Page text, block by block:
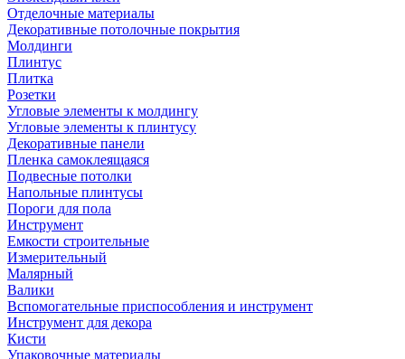
Отделочные материалы
Декоративные потолочные покрытия
Молдинги
Плинтус
Плитка
Розетки
Угловые элементы к молдингу
Угловые элементы к плинтусу
Декоративные панели
Пленка самоклеящаяся
Подвесные потолки
Напольные плинтусы
Пороги для пола
Инструмент
Емкости строительные
Измерительный
Малярный
Валики
Вспомогательные приспособления и инструмент
Инструмент для декора
Кисти
Упаковочные материалы